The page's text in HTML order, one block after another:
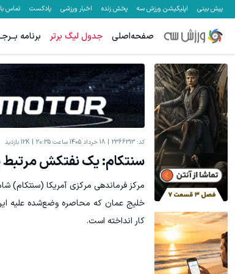
پیش بینی اپلیکیشن ورزش سه پخش زنده اخبار ورزشی پادکست تماس
صفحه‌اصلی جدول لیگ برتر برنامه
کد: 2366313 18 خرداد 1405 ساعت 20:35 12K بازدید
سنتکام: یک نفتکش مرتبط با
مرکز فرماندهی مرکزی آمریکا (سنتکام)
کار انداخته است.